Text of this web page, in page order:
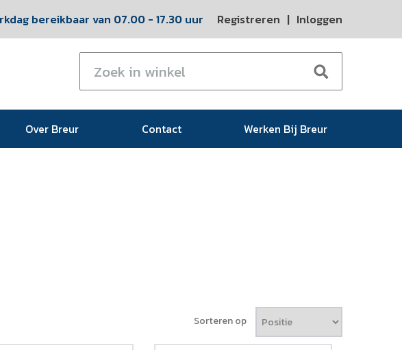
bereikbaar van 07.00 - 17.30 uur Registreren | Inloggen
Over Breur Contact Werken Bij Breur
Sorteren op